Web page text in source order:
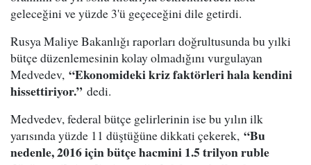
geleceğini ve yüzde 3'ü geçeceğini dile getirdi.
Rusya Maliye Bakanlığı raporları doğrultusunda bu yılki
bütçe düzenlemesinin kolay olmadığını vurgulayan
Medvedev, “Ekonomideki kriz faktörleri hala kendini
hissettiriyor.” dedi.
Medvedev, federal bütçe gelirlerinin ise bu yılın ilk
yarısında yüzde 11 düştüğüne dikkati çekerek, “Bu
nedenle, 2016 için bütçe hacmini 1.5 trilyon ruble